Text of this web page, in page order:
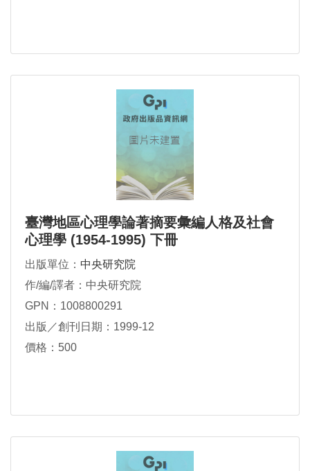
臺灣地區心理學論著摘要彙編人格及社會
心理學 (1954-1995) 下冊
出版單位： 中央研究院
作/編/譯者：中央研究院
GPN：1008800291
出版／創刊日期：1999-12
價格：500